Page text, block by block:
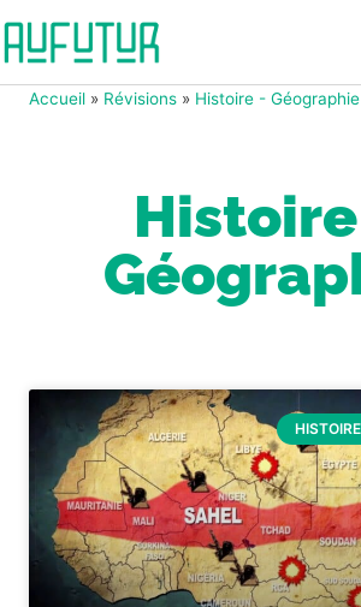
Accueil » Révisions » Histoire - Géographie